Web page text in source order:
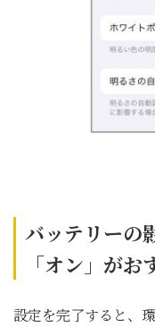
バッテリーの
「オン」がお
設定を完了すると、